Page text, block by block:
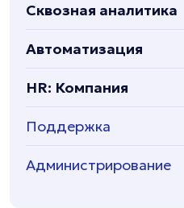
Сквозная аналитика
Автоматизация
HR: Компания
Поддержка
Администрирование